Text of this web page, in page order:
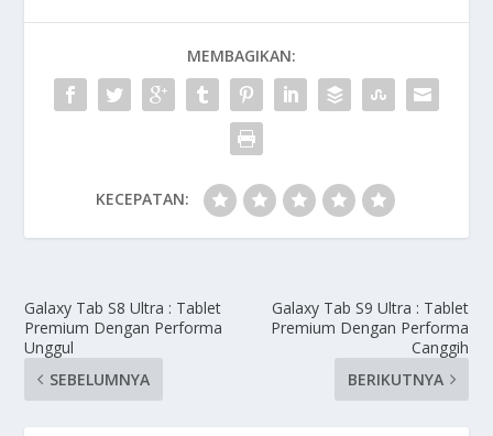
MEMBAGIKAN:
KECEPATAN:
Galaxy Tab S8 Ultra : Tablet
Premium Dengan Performa
Unggul
SEBELUMNYA
Galaxy Tab S9 Ultra : Tablet
Premium Dengan Performa
Canggih
BERIKUTNYA